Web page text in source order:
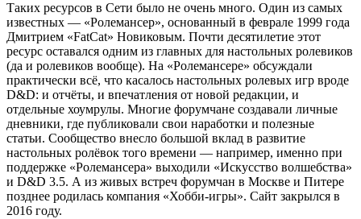
Таких ресурсов в Сети было не очень много. Один из самых
известных — «Ролемансер», основанный в феврале 1999 года
Дмитрием «FatCat» Новиковым. Почти десятилетие этот
ресурс оставался одним из главных для настольных ролевиков
(да и ролевиков вообще). На «Ролемансере» обсуждали
практически всё, что касалось настольных ролевых игр вроде
D&D: и отчёты, и впечатления от новой редакции, и
отдельные хоумрулы. Многие форумчане создавали личные
дневники, где публиковали свои наработки и полезные
статьи. Сообщество внесло большой вклад в развитие
настольных ролёвок того времени — например, именно при
поддержке «Ролемансера» выходили «Искусство волшебства»
и D&D 3.5. А из живых встреч форумчан в Москве и Питере
позднее родилась компания «Хобби-игры». Сайт закрылся в
2016 году.